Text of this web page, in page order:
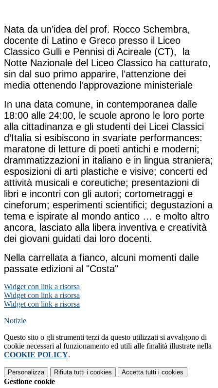
Nata da un’idea del prof. Rocco Schembra,
docente di Latino e Greco presso il Liceo
Classico Gulli e Pennisi di Acireale (CT), la
Notte Nazionale del Liceo Classico ha catturato,
sin dal suo primo apparire, l’attenzione dei
media ottenendo l'approvazione ministeriale
In una data comune, in contemporanea dalle
18:00 alle 24:00, le scuole aprono le loro porte
alla cittadinanza e gli studenti dei Licei Classici
d’Italia si esibiscono in svariate performances:
maratone di letture di poeti antichi e moderni;
drammatizzazioni in italiano e in lingua straniera;
esposizioni di arti plastiche e visive; concerti ed
attività musicali e coreutiche; presentazioni di
libri e incontri con gli autori; cortometraggi e
cineforum; esperimenti scientifici; degustazioni a
tema e ispirate al mondo antico … e molto altro
ancora, lasciato alla libera inventiva e creatività
dei giovani guidati dai loro docenti.
Nella carrellata a fianco, alcuni momenti dalle
passate edizioni al "Costa"
Widget con link a risorsa
Widget con link a risorsa
Widget con link a risorsa
Notizie
Questo sito o gli strumenti terzi da questo utilizzati si avvalgono di
cookie necessari al funzionamento ed utili alle finalità illustrate nella
COOKIE POLICY.
Personalizza Rifiuta tutti i cookies Accetta tutti i cookies
Gestione cookie